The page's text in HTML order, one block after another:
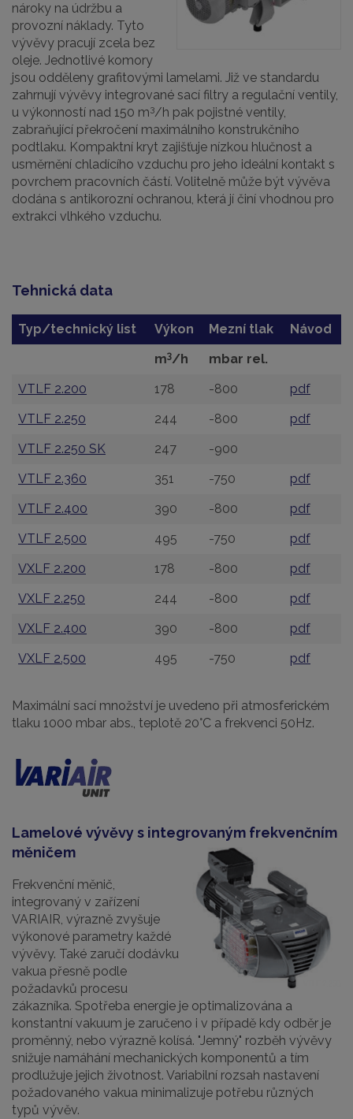
nároky na údržbu a
provozní náklady. Tyto
vývěvy pracují zcela bez
oleje. Jednotlivé komory
jsou odděleny grafitovými lamelami. Již ve standardu
zahrnují vývěvy integrované sací filtry a regulační ventily,
u výkonností nad 150 m3/h pak pojistné ventily,
zabraňující překročení maximálního konstrukčního
podtlaku. Kompaktní kryt zajišťuje nízkou hlučnost a
usměrnění chladícího vzduchu pro jeho ideální kontakt s
povrchem pracovních částí. Volitelně může být vývěva
dodána s antikorozní ochranou, která jí činí vhodnou pro
extrakci vlhkého vzduchu.
Tehnická data
Typ/technický list Výkon Mezní tlak
Návod
m3/h
mbar rel.
VTLF 2.200
178 -800
pdf
VTLF 2.250
244 -800
pdf
VTLF 2.250 SK
247
-900
VTLF 2.360
351 -750
pdf
VTLF 2.400
390 -800
pdf
VTLF 2.500
495 -750
pdf
VXLF 2.200
178 -800
pdf
VXLF 2.250
244 -800
pdf
VXLF 2.400
390 -800
pdf
VXLF 2.500
495 -750 pdf
Maximální sací množství je uvedeno při atmosferickém
tlaku 1000 mbar abs., teplotě 20°C a frekvenci 50Hz.
Lamelové vývěvy s integrovaným frekvenčním
měničem
Frekvenční měnič,
integrovaný v zařízení
VARIAIR, výrazně zvyšuje
výkonové parametry každé
vývěvy. Také zaručí dodávku
vakua přesně podle
požadavků procesu
zákazníka. Spotřeba energie je optimalizována a
konstantní vakuum je zaručeno i v případě kdy odběr je
proměnný, nebo výrazně kolísá. "Jemný" rozběh vývěvy
snižuje namáhání mechanických komponentů a tím
prodlužuje jejich životnost. Variabilní rozsah nastavení
požadovaného vakua minimalizuje potřebu různých
typů vývěv.